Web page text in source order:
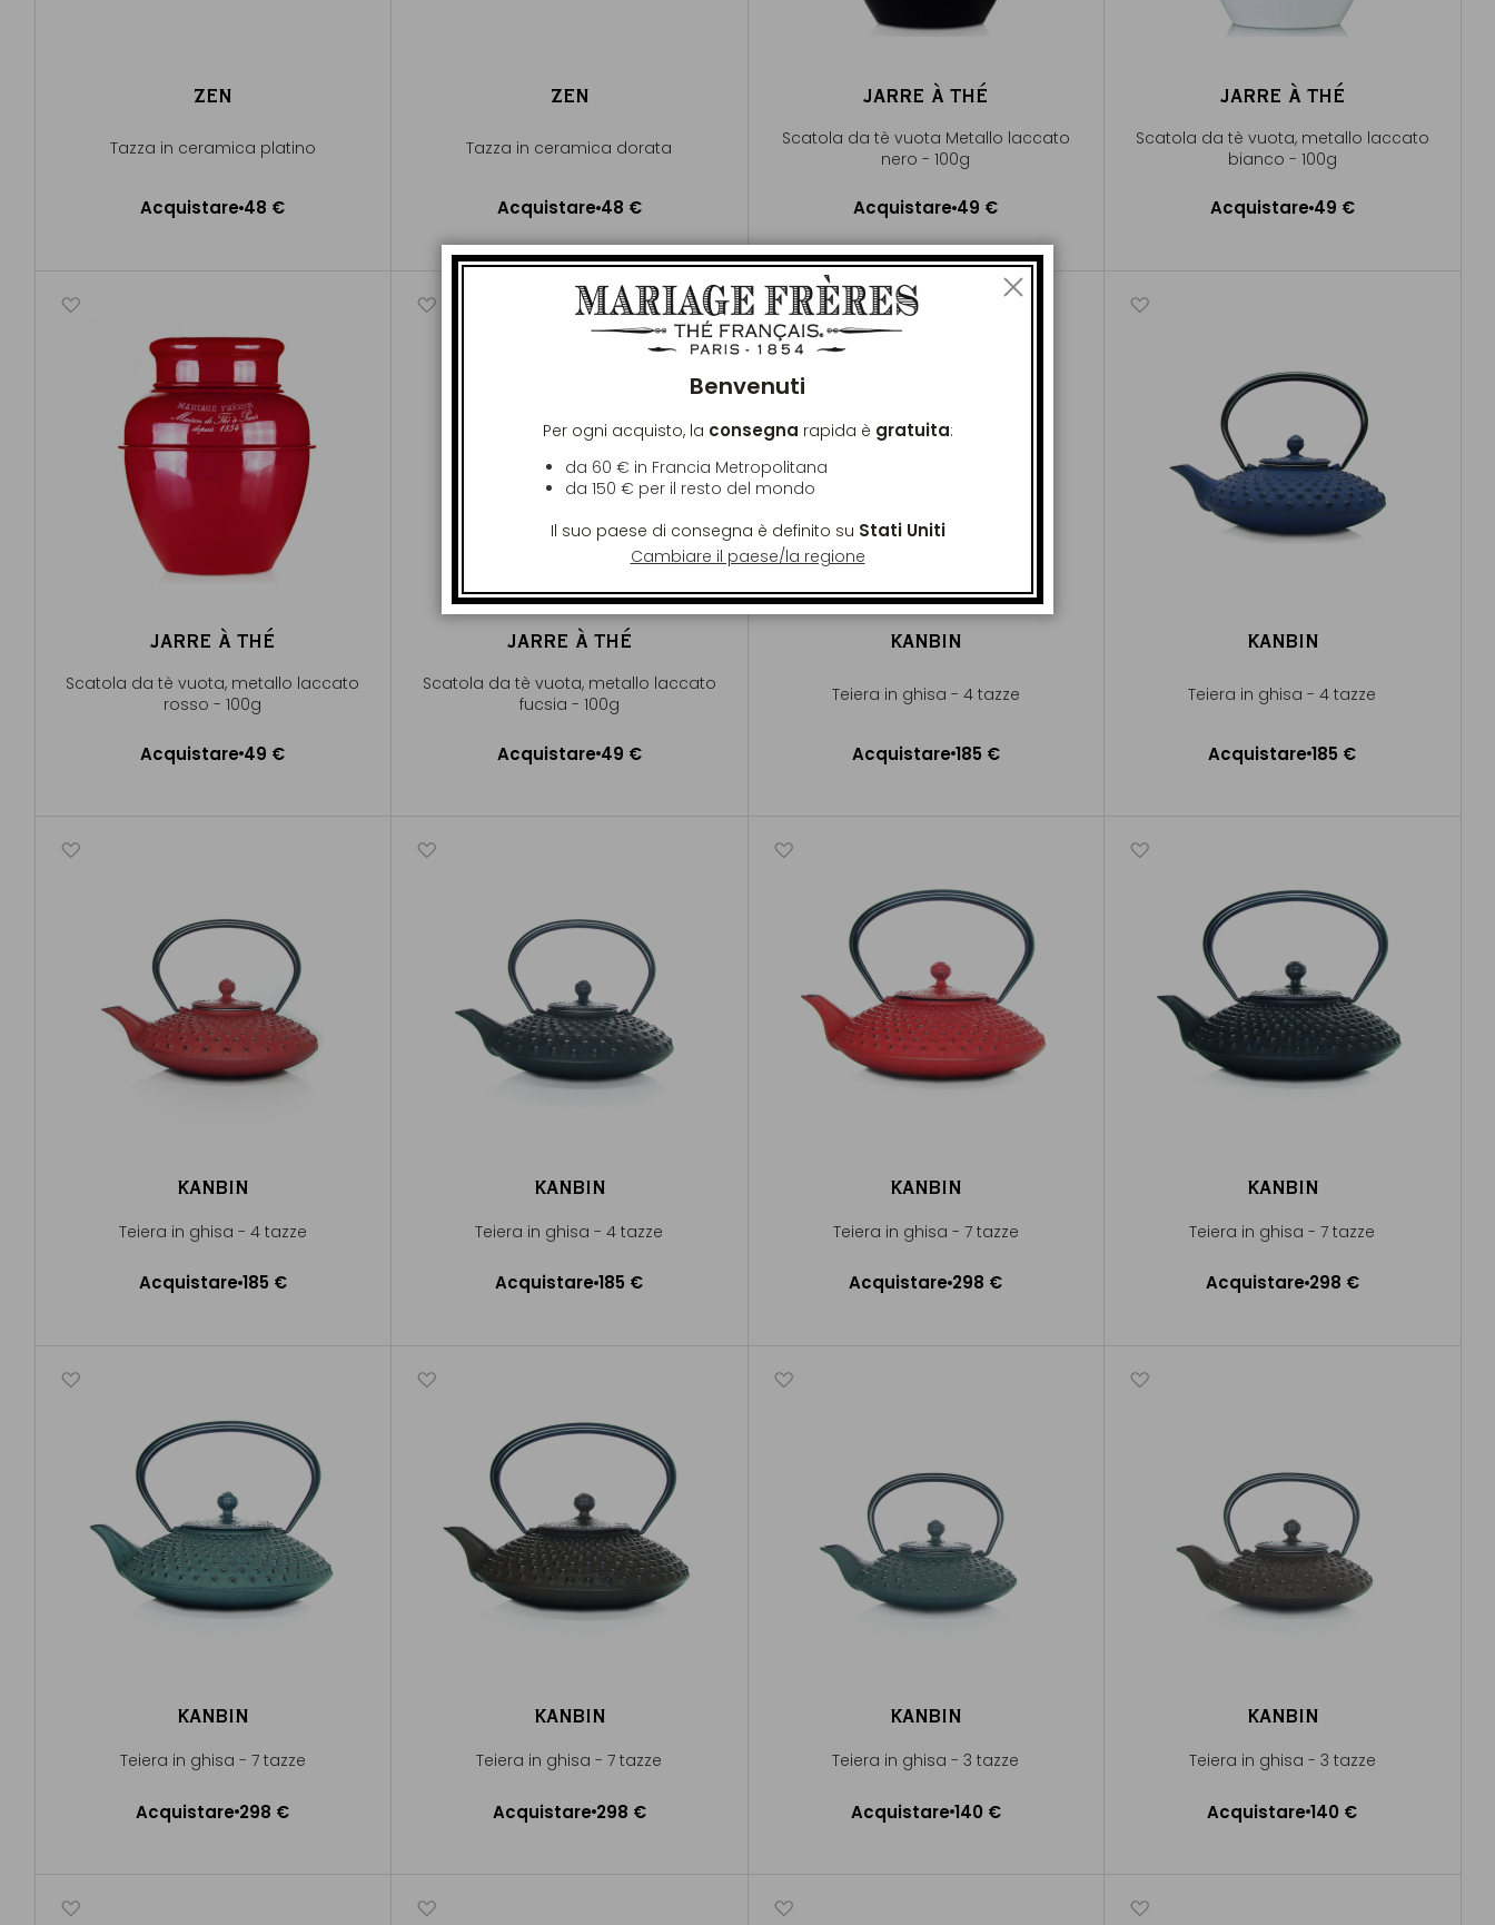
ZEN
Tazza in ceramica platino
Acquistare 48 €
ZEN
Tazza in ceramica dorata
Acquistare 48 €
JARRE À THÉ
Scatola da tè vuota Metallo laccato
nero - 100g
Acquistare 49 €
JARRE À THÉ
Scatola da tè vuota, metallo laccato
bianco - 100g
Acquistare 49 €
JARRE À THÉ
Scatola da tè vuota, metallo laccato
rosso - 100g
Acquistare 49 €
JARRE À THÉ
Scatola da tè vuota, metallo laccato
fucsia - 100g
Acquistare 49 €
KANBIN
Teiera in ghisa - 4 tazze
Acquistare 185 €
KANBIN
Teiera in ghisa - 4 tazze
Acquistare185 €
KANBIN
Teiera in ghisa - 4 tazze
Acquistare 185 €
KANBIN
Teiera in ghisa - 4 tazze
Acquistare185 €
KANBIN
Teiera in ghisa - 7 tazze
Acquistare 298 €
KANBIN
Teiera in ghisa - 7 tazze
Acquistare 298 €
KANBIN
Teiera in ghisa - 7 tazze
Acquistare 298 €
KANBIN
Teiera in ghisa - 7 tazze
Acquistare 298 €
KANBIN
Teiera in ghisa - 3 tazze
Acquistare 140 €
KANBIN
Teiera in ghisa - 3 tazze
Acquistare140 €
Chiudi
Benvenuti
Per ogni acquisto, la consegna rapida è gratuita:
da 60 € in Francia Metropolitana
da 150 € per il resto del mondo
Il suo paese di consegna è definito su Stati Uniti
Cambiare il paese/la regione